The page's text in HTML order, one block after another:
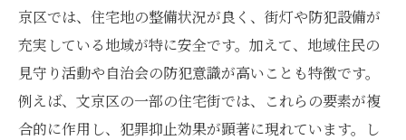
京区では、住宅地の整備状況が良く、街灯や防犯設備が
充実している地域が特に安全です。加えて、地域住民の
見守り活動や自治会の防犯意識が高いことも特徴です。
例えば、文京区の一部の住宅街では、これらの要素が複
合的に作用し、犯罪抑止効果が顕著に現れています。し